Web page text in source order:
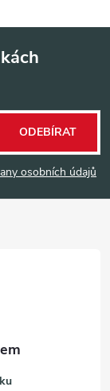
osobních údajů
ODEBÍRAT